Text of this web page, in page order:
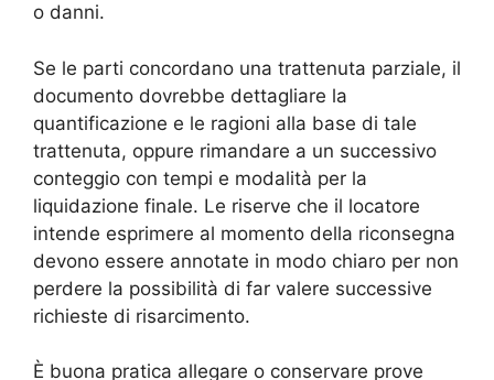
o danni.
Se le parti concordano una trattenuta parziale, il
documento dovrebbe dettagliare la
quantificazione e le ragioni alla base di tale
trattenuta, oppure rimandare a un successivo
conteggio con tempi e modalità per la
liquidazione finale. Le riserve che il locatore
intende esprimere al momento della riconsegna
devono essere annotate in modo chiaro per non
perdere la possibilità di far valere successive
richieste di risarcimento.
È buona pratica allegare o conservare prove